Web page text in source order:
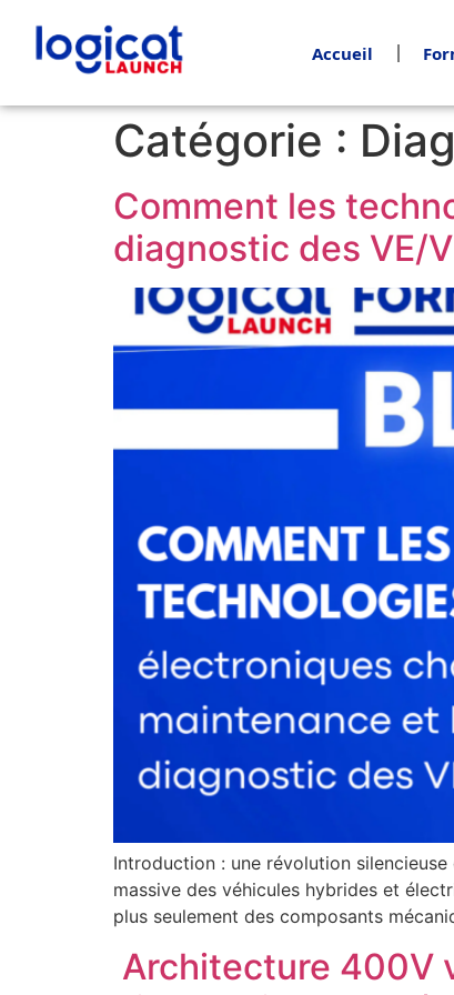
Accueil
Catégorie :
Comment les
diagnostic des VE/
Introduction : une révolution
massive des véhicules hybrides et
plus seulement des composants
Architecture 400V